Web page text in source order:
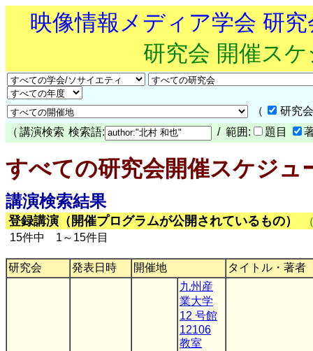
映像情報メディア学会 研
研究会 開催ス
（
研究
（ 講演検索 検索語: / 範囲: 題目
すべての研究会開催スケジュ
講演検索結果
登録講演（開催プログラムが公開されているもの）
15件中 1～15件目
研究会 発表日時 開催地 タイトル・著者
九州産
業大学
12 号館
12106
教室